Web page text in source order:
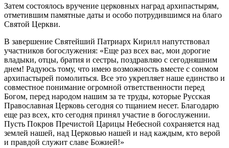
Затем состоялось вручение церковных наград архипастырям,
отметившим памятные даты и особо потрудившимся на благо
Святой Церкви.
В завершение Святейший Патриарх Кирилл напутствовал
участников богослужения: «Еще раз всех вас, мои дорогие
владыки, отцы, братия и сестры, поздравляю с сегодняшним
днем! Радуюсь тому, что имею возможность вместе с сонмом
архипастырей помолиться. Все это укрепляет наше единство и
совместное понимание огромной ответственности перед
Богом, перед народом нашим за те труды, которые Русская
Православная Церковь сегодня со тщанием несет. Благодарю
еще раз всех, кто сегодня принял участие в богослужении.
Пусть Покров Пречистой Царицы Небесной сохраняется над
землей нашей, над Церковью нашей и над каждым, кто верой
и правдой служит славе Божией!»